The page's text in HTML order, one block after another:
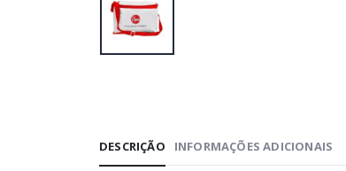
DESCRIÇÃO INFORMAÇÕES ADICIONAIS